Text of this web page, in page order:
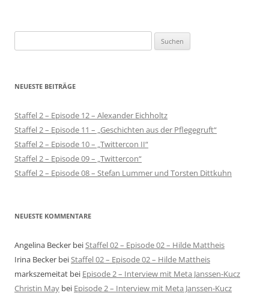
u
NEUESTE BEITRÄGE
Staffel 2 – Episode 12 – Alexander Eichholtz
Staffel 2 – Episode 11 – „Geschichten aus der Pflegegruft“
Staffel 2 – Episode 10 – „Twittercon II“
Staffel 2 – Episode 09 – „Twittercon“
Staffel 2 – Episode 08 – Stefan Lummer und Torsten Dittkuhn
NEUESTE KOMMENTARE
Angelina Becker bei Staffel 02 – Episode 02 – Hilde Mattheis
Irina Becker bei Staffel 02 – Episode 02 – Hilde Mattheis
markszemeitat bei Episode 2 – Interview mit Meta Janssen-Kucz
Christin May bei Episode 2 – Interview mit Meta Janssen-Kucz